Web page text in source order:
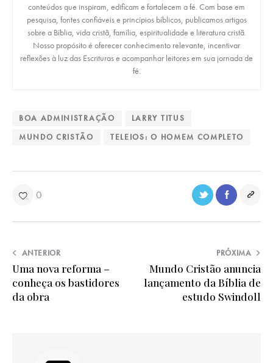
conteúdos que inspiram, edificam e fortalecem a fé. Com base em
pesquisa, fontes confiáveis e princípios bíblicos, publicamos artigos
sobre a Bíblia, vida cristã, família, espiritualidade e literatura cristã.
Nosso propósito é oferecer conhecimento relevante, incentivar
reflexões à luz das Escrituras e acompanhar leitores em sua jornada de
fé.
BOA ADMINISTRAÇÃO
LARRY TITUS
MUNDO CRISTÃO
TELEIOS: O HOMEM COMPLETO
0
ANTERIOR
Uma nova reforma –
conheça os bastidores
da obra
PRÓXIMA
Mundo Cristão anuncia
lançamento da Bíblia de
estudo Swindoll